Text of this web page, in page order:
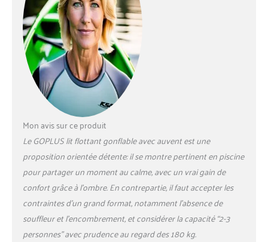
Convient à Divers Scénarios : Cette île
flottante gonflable est polyvalente et
performante, idéale pour une variété
d'activités en plein air. Que vous preniez le
soleil sur la plage ou que vous vous détendiez
avec des amis dans la piscine, elle offre une
expérience de détente confortable. Elle
convient à deux personnes et a une capacité
de charge allant jusqu'à 200 kg. Design
Portable : Ce lit gonflable se gonfle en
seulement 10 minutes. Il dispose de trois
valves de gonflage séparées pour un matelas
de sol, un coussin d'assise et un dossier
personnalisables. Lorsqu'il n'est pas utilisé, il
peut être rapidement dégonflé et replié à une
taille compacte pour un rangement facile.
Mon avis sur ce produit
Le GOPLUS lit flottant gonflable avec auvent est une
proposition orientée détente: il se montre pertinent en piscine
pour partager un moment au calme, avec un vrai gain de
confort grâce à l’ombre. En contrepartie, il faut accepter les
contraintes d’un grand format, notamment l’absence de
souffleur et l’encombrement, et considérer la capacité “2-3
personnes” avec prudence au regard des 180 kg.